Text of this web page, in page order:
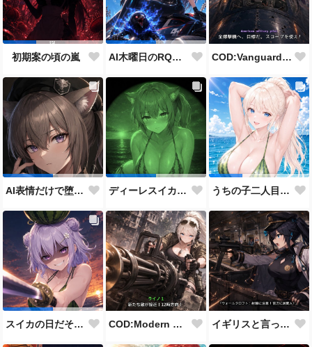
初期案の頃の嵐 AI木曜日のRQ参加作品 COD:Vanguard "ミッドウェー海戦"
AI表情だけで堕とせ参加作品 ディーレスイカビキニ うちの子二人目スイカの日
スイカの日だそうなので、仲の良い先輩後輩でスイカ割り（意味深） COD:Modern Warfare 3 "Goalpost" イギリスと言ったらこれだよな